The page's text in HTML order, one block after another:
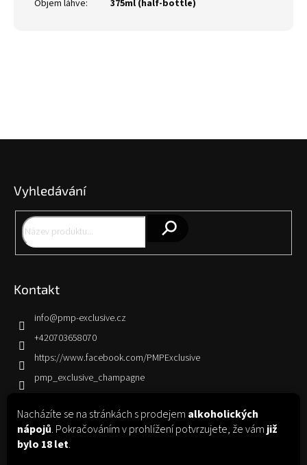
Nacházíte se na stránkách s prodejem alkoholických
nápojů. Pokračováním v prohlížení potvrzujete, že vám již
bylo 18 let.
Objem láhve: 375ml (half-bottle)
Vyhledávání
Kontakt
info@pmp-exclusive.cz
+420703658070
https://www.facebook.com/PMPExclusive
pmp_exclusive_champagne
Informace pro vás
Jak nakupovat